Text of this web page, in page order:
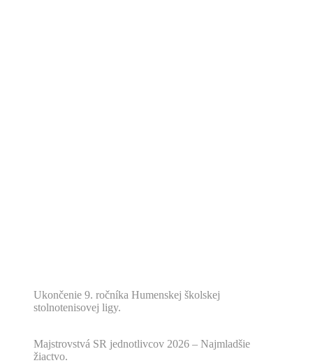
Ukončenie 9. ročníka Humenskej školskej
stolnotenisovej ligy.
Majstrovstvá SR jednotlivcov 2026 – Najmladšie
žiactvo.